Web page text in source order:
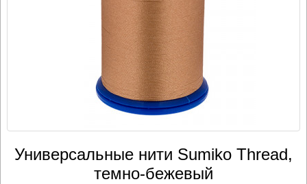
Универсальные нити Sumiko Thread,
темно-бежевый